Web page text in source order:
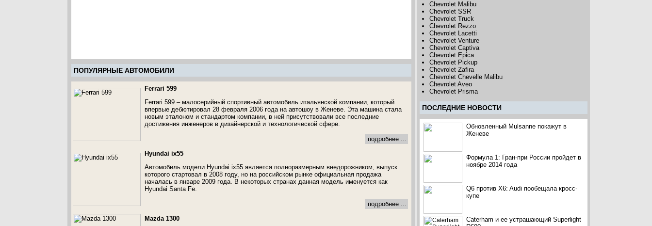
ПОПУЛЯРНЫЕ АВТОМОБИЛИ
Ferrari 599
Ferrari 599 – малосерийный спортивный автомобиль итальянской компании, который
впервые дебютировал 28 февраля 2006 года на автошоу в Женеве. Эта машина стала
новым эталоном и стандартом компании, в ней присутствовали все последние
достижения инженеров в дизайнерской и технологической сфере.
подробнее ...
Hyundai ix55
Автомобиль модели Hyundai ix55 является полноразмерным внедорожником, выпуск
которого стартовал в 2008 году, но на российском рынке официальная продажа
началась в январе 2009 года. В некоторых странах данная модель именуется как
Hyundai Santa Fe.
подробнее ...
Mazda 1300
Chevrolet Malibu
Chevrolet SSR
Chevrolet Truck
Chevrolet Rezzo
Chevrolet Lacetti
Chevrolet Venture
Chevrolet Captiva
Chevrolet Epica
Chevrolet Pickup
Chevrolet Zafira
Chevrolet Chevelle Malibu
Chevrolet Aveo
Chevrolet Prisma
ПОCЛЕДНИЕ НОВОСТИ
Обновленный Mulsanne покажут в
Женеве
Формула 1: Гран-при России пройдет в
ноябре 2014 года
Q6 против X6: Audi пообещала кросс-
купе
Caterham и ее устрашающий Superlight